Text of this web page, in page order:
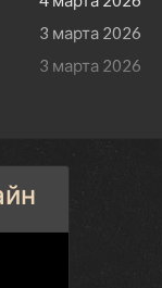
3 марта 2026
3 марта 2026
26 февраля 2026
25 февраля 2026